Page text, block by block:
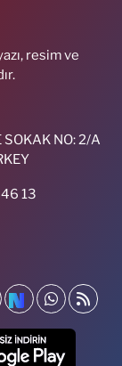
resim ve
NO: 2/A
13